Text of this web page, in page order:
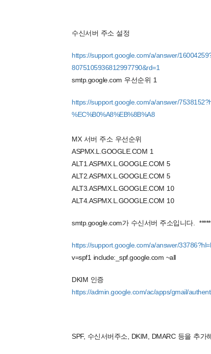
수신서버 주소 설정
https://support.google.com/a/answer/
8075105936812997790&rd=1
smtp.google.com 우선순위 1
https://support.google.com/a/answer/
%EC%B0%A8%EB%8B%A8
MX 서버 주소 우선순위
ASPMX.L.GOOGLE.COM 1
ALT1.ASPMX.L.GOOGLE.COM 5
ALT2.ASPMX.L.GOOGLE.COM 5
ALT3.ASPMX.L.GOOGLE.COM 10
ALT4.ASPMX.L.GOOGLE.COM 10
smtp.google.com가 수신서버 주소입니다.
https://support.google.com/a/answer/
v=spf1 include:_spf.google.com ~all
DKIM 인증
https://admin.google.com/ac/apps/gmail/
SPF, 수신서버주소, DKIM, DMARC 등을 추가